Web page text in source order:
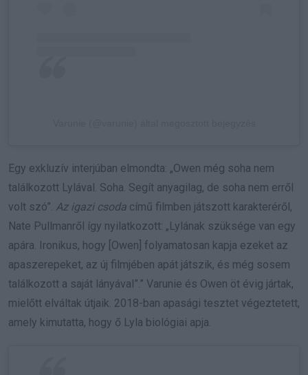
Egy exkluzív interjúban elmondta: „Owen még soha nem
találkozott Lylával. Soha. Segít anyagilag, de soha nem erről
volt szó”. Az igazi csoda című filmben játszott karakteréről,
Nate Pullmanről így nyilatkozott: „Lylának szüksége van egy
apára. Ironikus, hogy [Owen] folyamatosan kapja ezeket az
apaszerepeket, az új filmjében apát játszik, és még sosem
találkozott a saját lányával”.” Varunie és Owen öt évig jártak,
mielőtt elváltak útjaik. 2018-ban apasági tesztet végeztetett,
amely kimutatta, hogy ő Lyla biológiai apja.